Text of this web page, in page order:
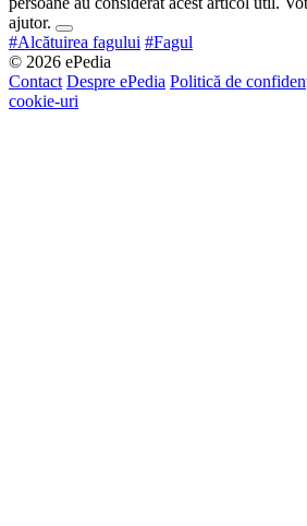
ajutor.
#Alcătuirea fagului #Fagul
© 2026 ePedia
Contact Despre ePedia Politică de
cookie-uri